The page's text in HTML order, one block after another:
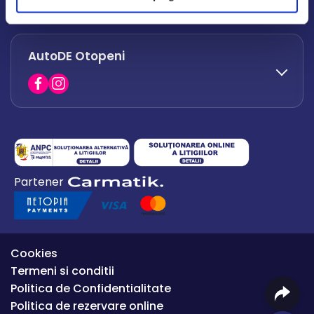
office.afumati@autode.ro
0730 063 852
0730 063 851
AutoDE Otopeni
0754 649 360
office.premium@autode.ro
Partener
Cookies
Termeni si conditii
Politica de Confidentialitate
Politica de rezervare online